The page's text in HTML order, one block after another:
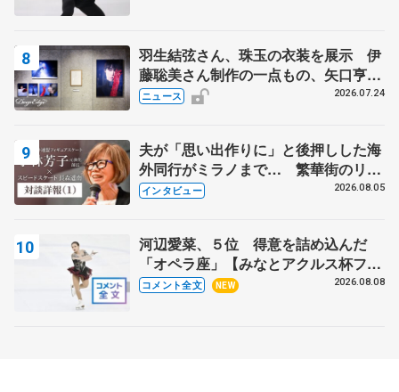
羽生結弦さん、珠玉の衣装を展示 伊
藤聡美さん制作の一点もの、矢口亨さ
んが撮影
ニュース 2026.07.24
夫が「思い出作りに」と後押しした海
外同行がミラノまで… 繁華街のリン
クでは不良のお兄さんも味方に 小林
インタビュー 2026.08.05
河辺愛菜、５位 得意を詰め込んだ
「オペラ座」【みなとアクルス杯フリ
ー】
コメント全文 NEW 2026.08.08